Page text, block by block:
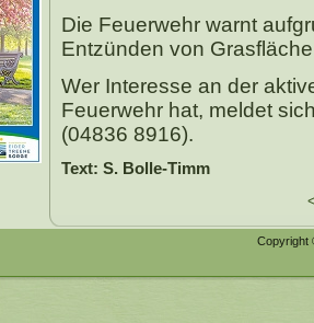
Die Feuerwehr warnt
Entzünden von
Wer Interesse an der
Feuerwehr hat, meldet
(04836 8916).
Text: S. Bolle-Timm
Copyright